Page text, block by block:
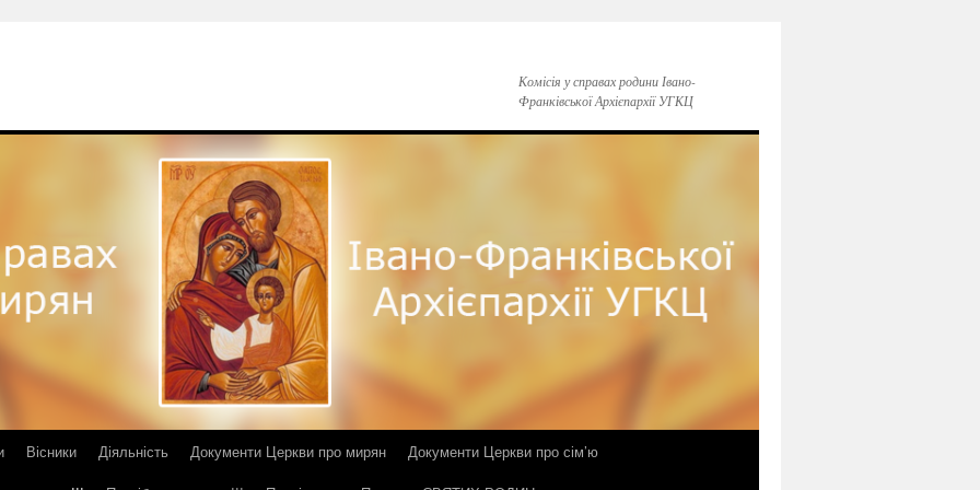
Комісія у справах родини Івано-
Франківської Архієпархії УГКЦ
Вісники Діяльність Документи Церкви про мирян
Документи Церкви про сім’ю